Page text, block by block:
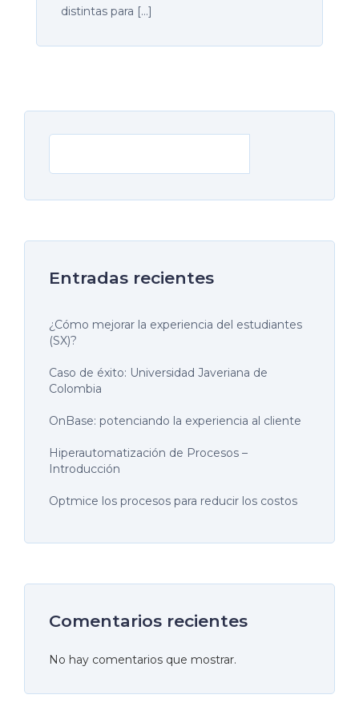
distintas para […]
Entradas recientes
¿Cómo mejorar la experiencia del estudiantes
(SX)?
Caso de éxito: Universidad Javeriana de
Colombia
OnBase: potenciando la experiencia al cliente
Hiperautomatización de Procesos –
Introducción
Optmice los procesos para reducir los costos
Comentarios recientes
No hay comentarios que mostrar.